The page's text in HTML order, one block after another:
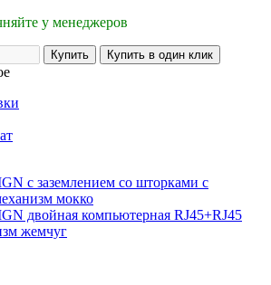
у менеджеров
с заземлением со шторками с
мокко
двойная компьютерная RJ45+RJ45
жемчуг